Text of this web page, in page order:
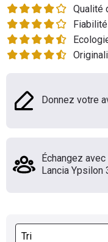
Moto
Marques
Qualité
Fiabilité
Donnez votre
Échangez
Lancia Ypsilon